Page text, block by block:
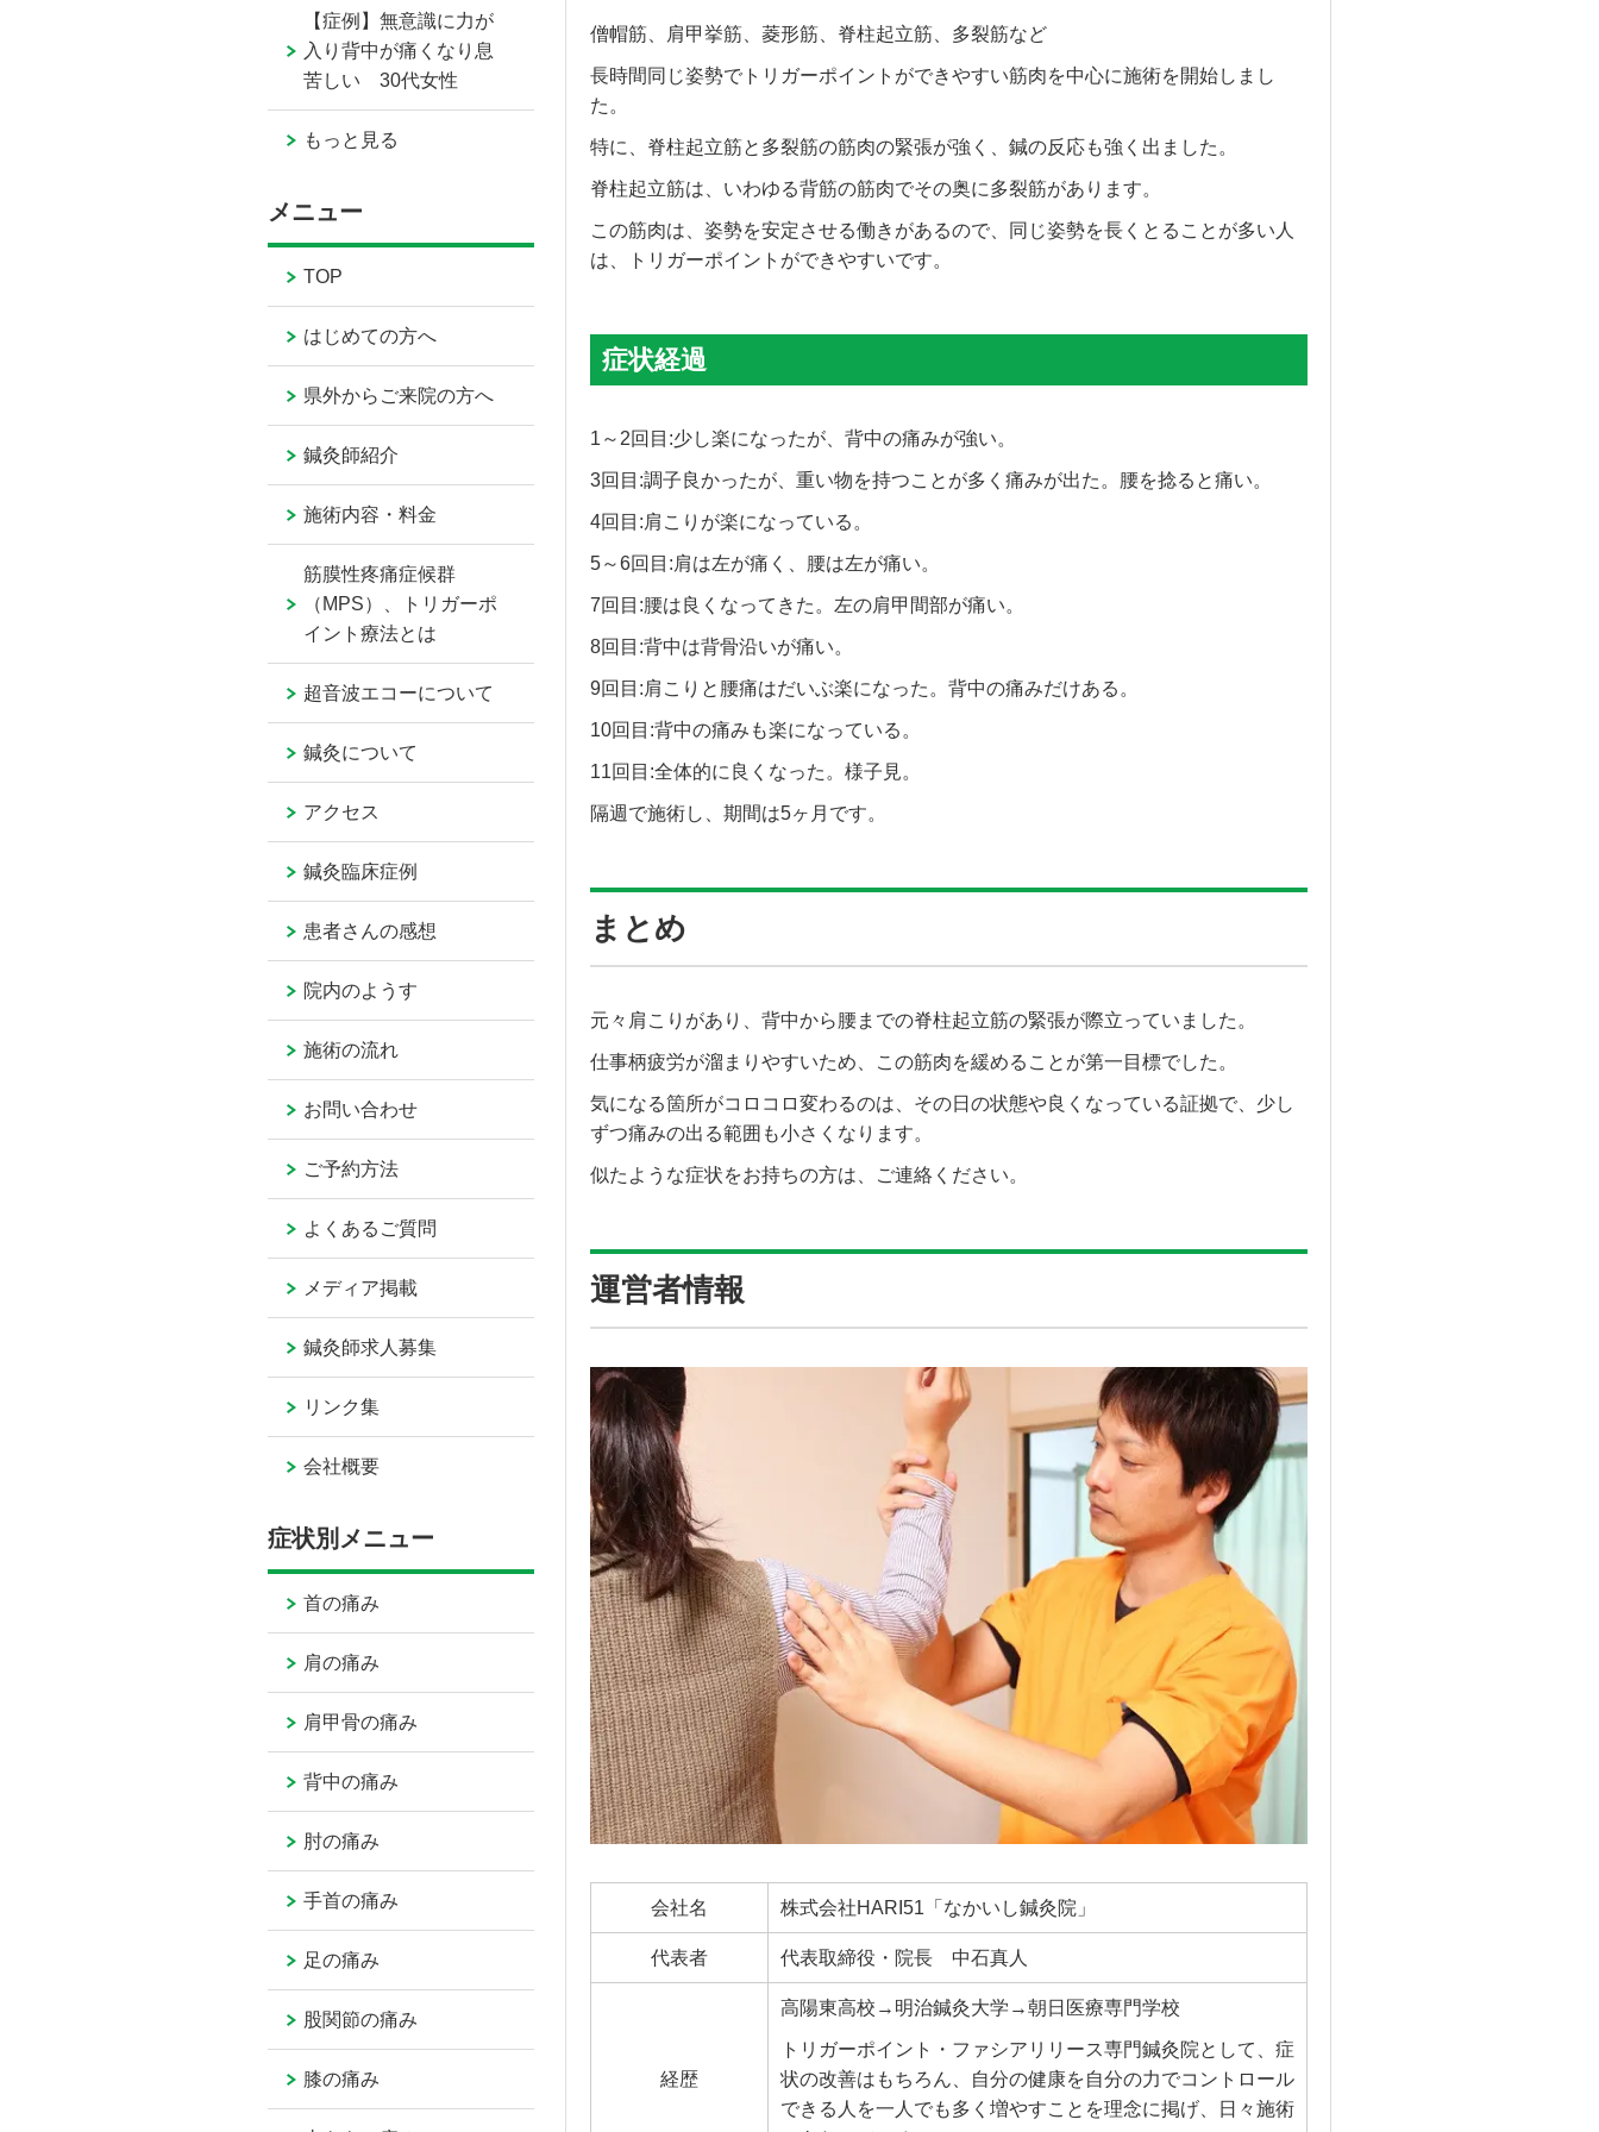
僧帽筋、肩甲挙筋、菱形筋、脊柱起立筋、多裂筋など
長時間同じ姿勢でトリガーポイントができやすい筋肉を中心に施術を開始しまし
た。
特に、脊柱起立筋と多裂筋の筋肉の緊張が強く、鍼の反応も強く出ました。
脊柱起立筋は、いわゆる背筋の筋肉でその奥に多裂筋があります。
この筋肉は、姿勢を安定させる働きがあるので、同じ姿勢を長くとることが多い人
は、トリガーポイントができやすいです。
症状経過
1～2回目:少し楽になったが、背中の痛みが強い。
3回目:調子良かったが、重い物を持つことが多く痛みが出た。腰を捻ると痛い。
4回目:肩こりが楽になっている。
5～6回目:肩は左が痛く、腰は左が痛い。
7回目:腰は良くなってきた。左の肩甲間部が痛い。
8回目:背中は背骨沿いが痛い。
9回目:肩こりと腰痛はだいぶ楽になった。背中の痛みだけある。
10回目:背中の痛みも楽になっている。
11回目:全体的に良くなった。様子見。
隔週で施術し、期間は5ヶ月です。
まとめ
元々肩こりがあり、背中から腰までの脊柱起立筋の緊張が際立っていました。
仕事柄疲労が溜まりやすいため、この筋肉を緩めることが第一目標でした。
気になる箇所がコロコロ変わるのは、その日の状態や良くなっている証拠で、少し
ずつ痛みの出る範囲も小さくなります。
似たような症状をお持ちの方は、ご連絡ください。
運営者情報
会社名 株式会社HARI51「なかいし鍼灸院」
代表者 代表取締役・院長 中石真人
経歴
高陽東高校→明治鍼灸大学→朝日医療専門学校
トリガーポイント・ファシアリリース専門鍼灸院として、症
状の改善はもちろん、自分の健康を自分の力でコントロール
できる人を一人でも多く増やすことを理念に掲げ、日々施術
【症例】無意識に力が
入り背中が痛くなり息
苦しい 30代女性
もっと見る
メニュー
TOP
はじめての方へ
県外からご来院の方へ
鍼灸師紹介
施術内容・料金
筋膜性疼痛症候群
（MPS）、トリガーポ
イント療法とは
超音波エコーについて
鍼灸について
アクセス
鍼灸臨床症例
患者さんの感想
院内のようす
施術の流れ
お問い合わせ
ご予約方法
よくあるご質問
メディア掲載
鍼灸師求人募集
リンク集
会社概要
症状別メニュー
首の痛み
肩の痛み
肩甲骨の痛み
背中の痛み
肘の痛み
手首の痛み
足の痛み
股関節の痛み
膝の痛み